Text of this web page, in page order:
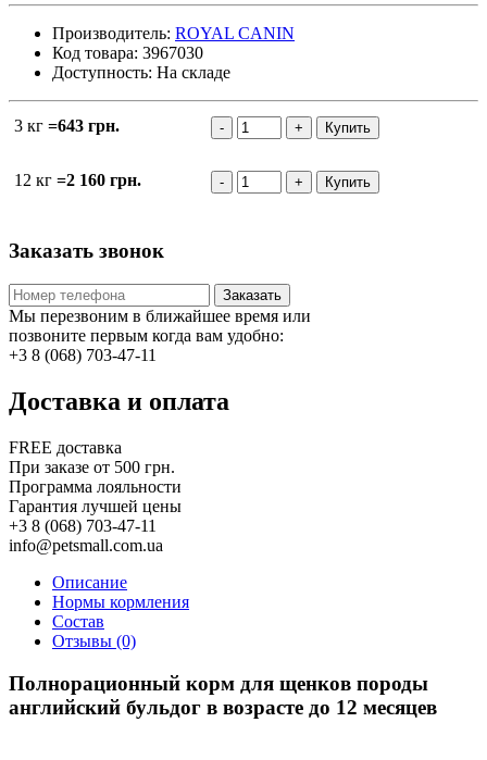
Производитель: ROYAL CANIN
Код товара: 3967030
Доступность: На складе
3 кг =643 грн.
12 кг =2 160 грн.
Заказать звонок
Заказать
Мы перезвоним в ближайшее время или
позвоните первым когда вам удобно:
+3 8 (068) 703-47-11
Доставка и оплата
FREE доставка
При заказе от 500 грн.
Программа лояльности
Гарантия лучшей цены
+3 8 (068) 703-47-11
info@petsmall.com.ua
Описание
Нормы кормления
Состав
Отзывы (0)
Полнорационный корм для щенков породы
английский бульдог в возрасте до 12 месяцев